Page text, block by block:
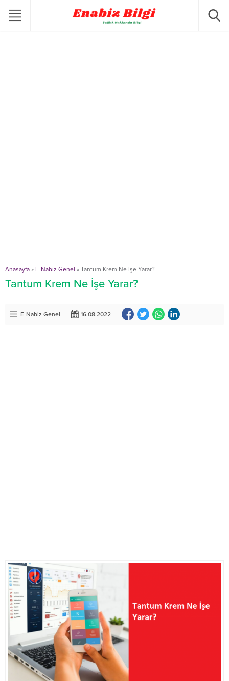
Anasayfa » E-Nabiz Genel » Tantum Krem Ne İşe Yarar?
Tantum Krem Ne İşe Yarar?
E-Nabiz Genel 16.08.2022